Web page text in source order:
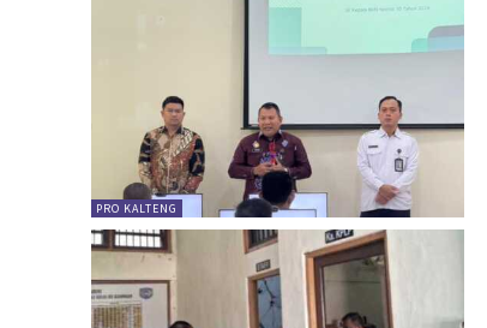
PRO KALTENG